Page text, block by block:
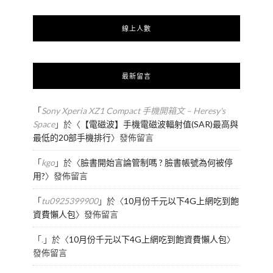
線上人數
最新留言
「Sony Xperia XZ1 Compact 手機開箱文 – Heresy's
Space」於〈 【電磁波】手機電磁波輻射值(SAR)最高與
最低的20部手機排行〉發佈留言
「kgo」於〈臉書開始言論管制嗎 ? 臉書帳號為何被停
用?〉發佈留言
「tu0925399900」於〈10月份千元以下4G上網吃到飽
資費懶人包〉發佈留言
「.」於〈10月份千元以下4G上網吃到飽資費懶人包〉
發佈留言